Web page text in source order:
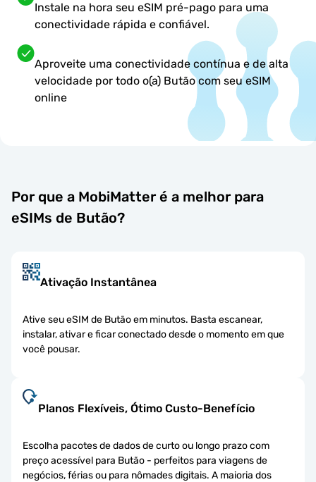
Instale na hora seu eSIM pré-pago para uma
conectividade rápida e confiável.
Aproveite uma conectividade contínua e de alta
velocidade por todo o(a) Butão com seu eSIM
online
Por que a MobiMatter é a melhor para
eSIMs de Butão?
Ativação Instantânea
Ative seu eSIM de Butão em minutos. Basta escanear,
instalar, ativar e ficar conectado desde o momento em que
você pousar.
Planos Flexíveis, Ótimo Custo-Benefício
Escolha pacotes de dados de curto ou longo prazo com
preço acessível para Butão - perfeitos para viagens de
negócios, férias ou para nômades digitais. A maioria dos